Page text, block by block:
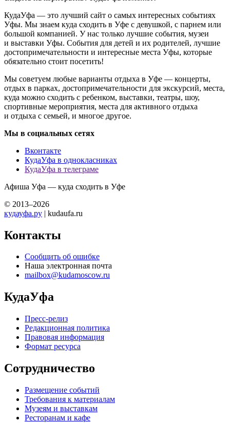
КудаУфа — это лучший сайт о самых интересных событиях
Уфы. Мы знаем куда сходить в Уфе с девушкой, с парнем или
большой компанией. У нас только лучшие события, музеи
и выставки Уфы. События для детей и их родителей, лучшие
достопримечательности и интересные места Уфы, которые
обязательно стоит посетить!
Мы советуем любые варианты отдыха в Уфе — концерты,
отдых в парках, достопримечательности для экскурсий, места,
куда можно сходить с ребенком, выставки, театры, шоу,
спортивные мероприятия, места для активного отдыха
и отдыха с семьей, и многое другое.
Мы в социальных сетях
Вконтакте
КудаУфа в однокласниках
КудаУфа в телеграме
Афиша Уфа — куда сходить в Уфе
© 2013–2026
кудауфа.ру | kudaufa.ru
Контакты
Сообщить об ошибке
Наша электронная почта
mailbox@kudamoscow.ru
КудаУфа
Пресс-релиз
Редакционная политика
Правовая информация
Формат ресурса
Сотрудничество
Размещение событий
Требования к материалам
Музеям и выставкам
Ресторанам и кафе